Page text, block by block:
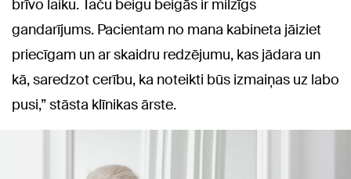
brīvo laiku. Taču beigu beigās ir milzīgs
gandarījums. Pacientam no mana kabineta jāiziet
priecīgam un ar skaidru redzējumu, kas jādara un
kā, saredzot cerību, ka noteikti būs izmaiņas uz labo
pusi,” stāsta klīnikas ārste.